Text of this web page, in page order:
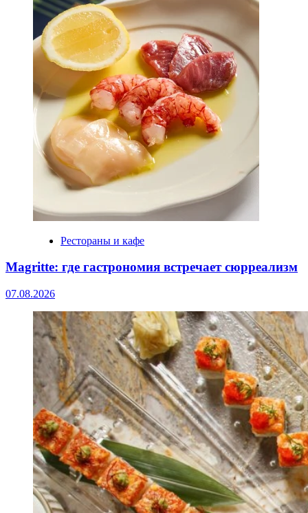
Рестораны и кафе
Magritte: где гастрономия встречает сюрреализм
07.08.2026